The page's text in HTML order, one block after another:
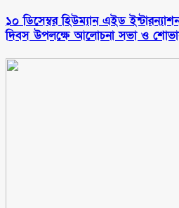
১০ ডিসেম্বর হিউম্যান এইড
দিবস উপলক্ষে আলোচনা সভা ও